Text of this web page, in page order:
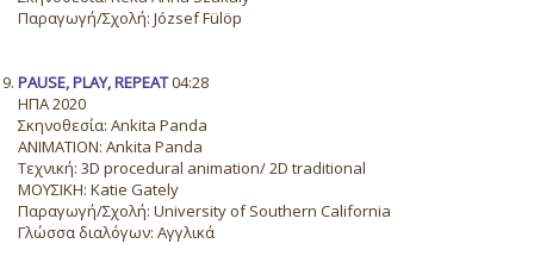
Παραγωγή/Σχολή: József Fülöp
PAUSE, PLAY, REPEAT04:28
ΗΠΑ 2020
Σκηνοθεσία: Ankita Panda
ANIMATION: Ankita Panda
Τεχνική: 3D procedural animation/ 2D traditional
ΜΟΥΣΙΚΗ: Katie Gately
Παραγωγή/Σχολή: University of Southern California
Γλώσσα διαλόγων: Αγγλικά